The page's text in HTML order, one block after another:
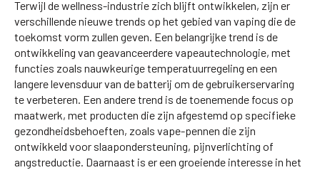
Terwijl de wellness-industrie zich blijft ontwikkelen, zijn er
verschillende nieuwe trends op het gebied van vaping die de
toekomst vorm zullen geven. Een belangrijke trend is de
ontwikkeling van geavanceerdere vapeautechnologie, met
functies zoals nauwkeurige temperatuurregeling en een
langere levensduur van de batterij om de gebruikerservaring
te verbeteren. Een andere trend is de toenemende focus op
maatwerk, met producten die zijn afgestemd op specifieke
gezondheidsbehoeften, zoals vape-pennen die zijn
ontwikkeld voor slaapondersteuning, pijnverlichting of
angstreductie. Daarnaast is er een groeiende interesse in het